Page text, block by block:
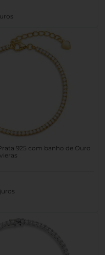
925 com banho de Ouro